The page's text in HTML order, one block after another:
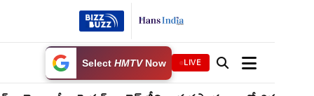
Select HMTVNow LIVE